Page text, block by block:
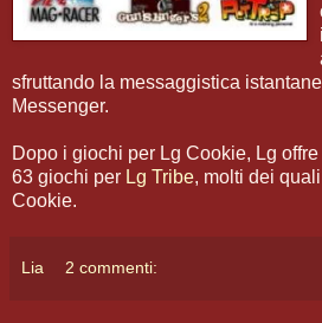
sfruttando la messaggistica
Messenger.
Dopo i giochi per Lg Cookie, Lg
63 giochi per Lg Tribe, molti dei
Cookie.
Lia 2 commenti: